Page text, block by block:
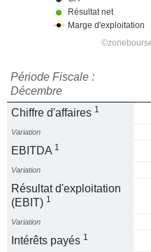
Période Fiscale :
Décembre
Chiffre d'affaires 1
Variation
EBITDA 1
Variation
Résultat d'exploitation
(EBIT) 1
Variation
Intérêts payés 1